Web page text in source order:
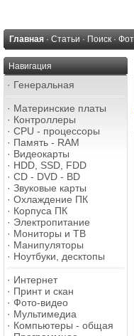
Главная · Статьи · Поиск ·
Навигация
· Генеральная
· Материнские платы
· Контроллеры
· CPU - процессоры
· Память - RAM
· Видеокарты
· HDD, SSD, FDD
· CD - DVD - BD
· Звуковые карты
· Охлаждение ПК
· Корпуса ПК
· Электропитание
· Мониторы и ТВ
· Манипуляторы
· Ноутбуки, десктопы
· Интернет
· Принт и скан
· Фото-видео
· Мультимедиа
· Компьютеры - общая